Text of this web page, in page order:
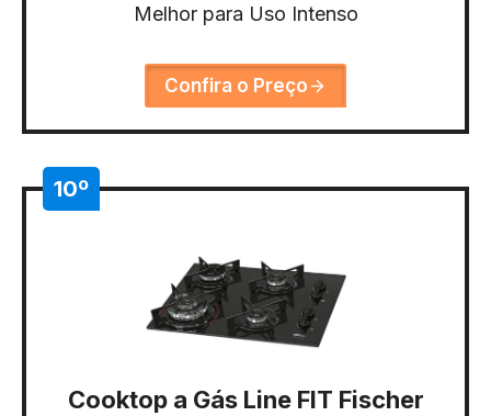
Melhor para Uso Intenso
Confira o Preço
10º
Cooktop a Gás Line FIT Fischer